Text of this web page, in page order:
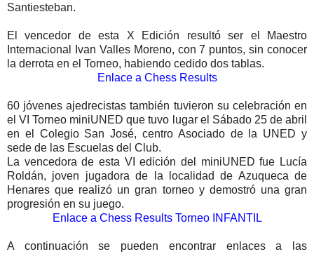
Santiesteban.
El vencedor de esta X Edición resultó ser el Maestro
Internacional Ivan Valles Moreno, con 7 puntos, sin conocer
la derrota en el Torneo, habiendo cedido dos tablas.
Enlace a Chess Results
60 jóvenes ajedrecistas también tuvieron su celebración en
el VI Torneo miniUNED que tuvo lugar el Sábado 25 de abril
en el Colegio San José, centro Asociado de la UNED y
sede de las Escuelas del Club.
La vencedora de esta VI edición del miniUNED fue Lucía
Roldán, joven jugadora de la localidad de Azuqueca de
Henares que realizó un gran torneo y demostró una gran
progresión en su juego.
Enlace a Chess Results Torneo INFANTIL
A continuación se pueden encontrar enlaces a las